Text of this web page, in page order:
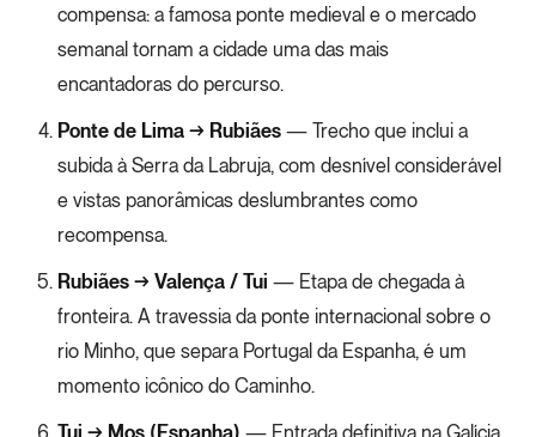
compensa: a famosa ponte medieval e o mercado
semanal tornam a cidade uma das mais
encantadoras do percurso.
Ponte de Lima → Rubiães — Trecho que inclui a
subida à Serra da Labruja, com desnível considerável
e vistas panorâmicas deslumbrantes como
recompensa.
Rubiães → Valença / Tui — Etapa de chegada à
fronteira. A travessia da ponte internacional sobre o
rio Minho, que separa Portugal da Espanha, é um
momento icônico do Caminho.
Tui → Mos (Espanha) — Entrada definitiva na Galícia.